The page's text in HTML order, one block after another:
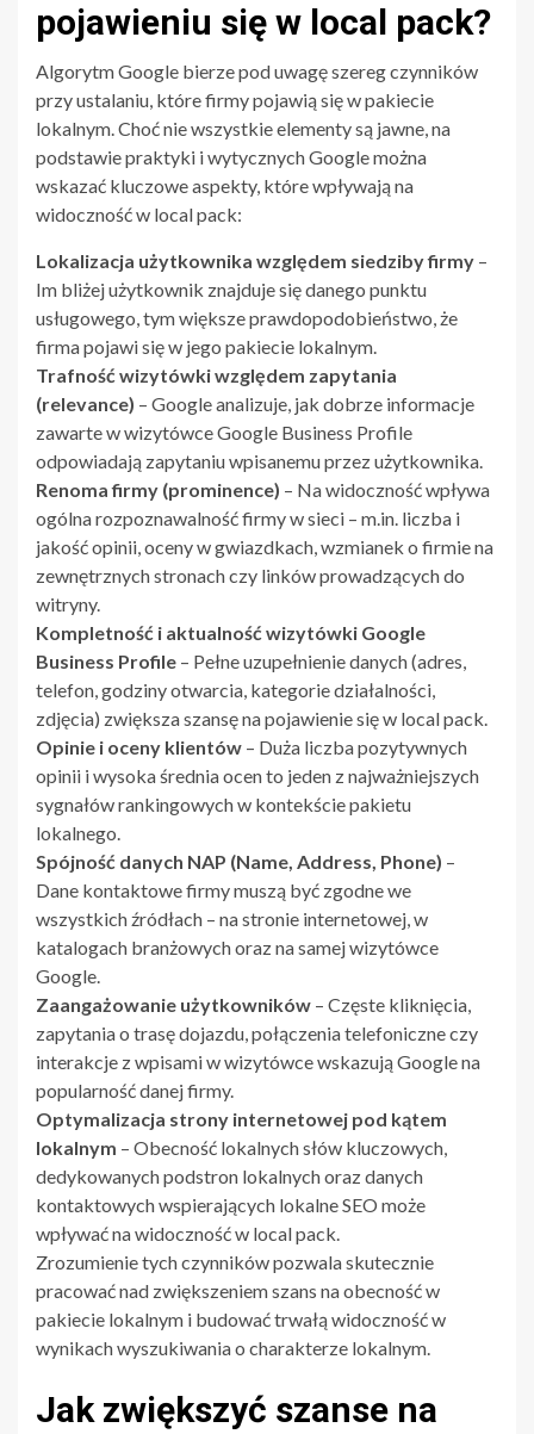
pojawieniu się w local pack?
Algorytm Google bierze pod uwagę szereg czynników
przy ustalaniu, które firmy pojawią się w pakiecie
lokalnym. Choć nie wszystkie elementy są jawne, na
podstawie praktyki i wytycznych Google można
wskazać kluczowe aspekty, które wpływają na
widoczność w local pack:
Lokalizacja użytkownika względem siedziby firmy –
Im bliżej użytkownik znajduje się danego punktu
usługowego, tym większe prawdopodobieństwo, że
firma pojawi się w jego pakiecie lokalnym.
Trafność wizytówki względem zapytania
(relevance) – Google analizuje, jak dobrze informacje
zawarte w wizytówce Google Business Profile
odpowiadają zapytaniu wpisanemu przez użytkownika.
Renoma firmy (prominence) – Na widoczność wpływa
ogólna rozpoznawalność firmy w sieci – m.in. liczba i
jakość opinii, oceny w gwiazdkach, wzmianek o firmie na
zewnętrznych stronach czy linków prowadzących do
witryny.
Kompletność i aktualność wizytówki Google
Business Profile – Pełne uzupełnienie danych (adres,
telefon, godziny otwarcia, kategorie działalności,
zdjęcia) zwiększa szansę na pojawienie się w local pack.
Opinie i oceny klientów – Duża liczba pozytywnych
opinii i wysoka średnia ocen to jeden z najważniejszych
sygnałów rankingowych w kontekście pakietu
lokalnego.
Spójność danych NAP (Name, Address, Phone) –
Dane kontaktowe firmy muszą być zgodne we
wszystkich źródłach – na stronie internetowej, w
katalogach branżowych oraz na samej wizytówce
Google.
Zaangażowanie użytkowników – Częste kliknięcia,
zapytania o trasę dojazdu, połączenia telefoniczne czy
interakcje z wpisami w wizytówce wskazują Google na
popularność danej firmy.
Optymalizacja strony internetowej pod kątem
lokalnym – Obecność lokalnych słów kluczowych,
dedykowanych podstron lokalnych oraz danych
kontaktowych wspierających lokalne SEO może
wpływać na widoczność w local pack.
Zrozumienie tych czynników pozwala skutecznie
pracować nad zwiększeniem szans na obecność w
pakiecie lokalnym i budować trwałą widoczność w
wynikach wyszukiwania o charakterze lokalnym.
Jak zwiększyć szanse na